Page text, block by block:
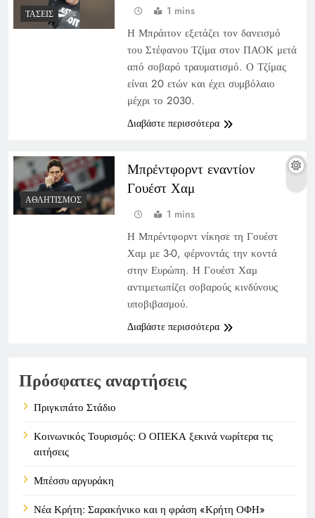
ΤΆΣΕΙΣ 1 mins
Η Μπράιτον εξετάζει τον δανεισμό
του Στέφανου Τζίμα στον ΠΑΟΚ μετά
από σοβαρό τραυματισμό. Ο Τζίμας
είναι 20 ετών και έχει συμβόλαιο
μέχρι το 2030.
Διαβάστε περισσότερα
ΑΘΛΗΤΙΣΜΌΣ
Μπρέντφορντ εναντίον
Γουέστ Χαμ
1 mins
Η Μπρέντφορντ νίκησε τη Γουέστ
Χαμ με 3-0, φέρνοντάς την κοντά
στην Ευρώπη. Η Γουέστ Χαμ
αντιμετωπίζει σοβαρούς κινδύνους
υποβιβασμού.
Διαβάστε περισσότερα
Πρόσφατες αναρτήσεις
Πριγκιπάτο Στάδιο
Κοινωνικός Τουρισμός: Ο ΟΠΕΚΑ ξεκινά νωρίτερα τις
αιτήσεις
Μπέσσυ αργυράκη
Νέα Κρήτη: Σαρακήνικο και η φράση «Κρήτη ΟΦΗ»